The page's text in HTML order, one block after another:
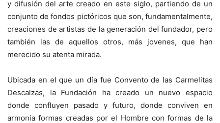
y difusión del arte creado en este siglo, partiendo de un
conjunto de fondos pictóricos que son, fundamentalmente,
creaciones de artistas de la generación del fundador, pero
también las de aquellos otros, más jovenes, que han
merecido su atenta mirada.
Ubicada en el que un día fue Convento de las Carmelitas
Descalzas, la Fundación ha creado un nuevo espacio
donde confluyen pasado y futuro, donde conviven en
armonía formas creadas por el Hombre con formas de la